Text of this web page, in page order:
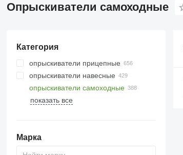
Опрыскиватели самоходные
Категория
опрыскиватели прицепные
опрыскиватели навесные
опрыскиватели самоходные
показать все
Марка